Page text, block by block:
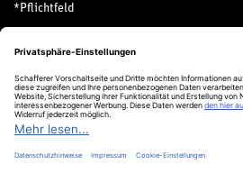
* Pflichtfeld
Hotline
0800 20 70 300 (D)
Kostenlos aus dem deutschen Festnetz
24 Stunden / 365 Tage im Jahr